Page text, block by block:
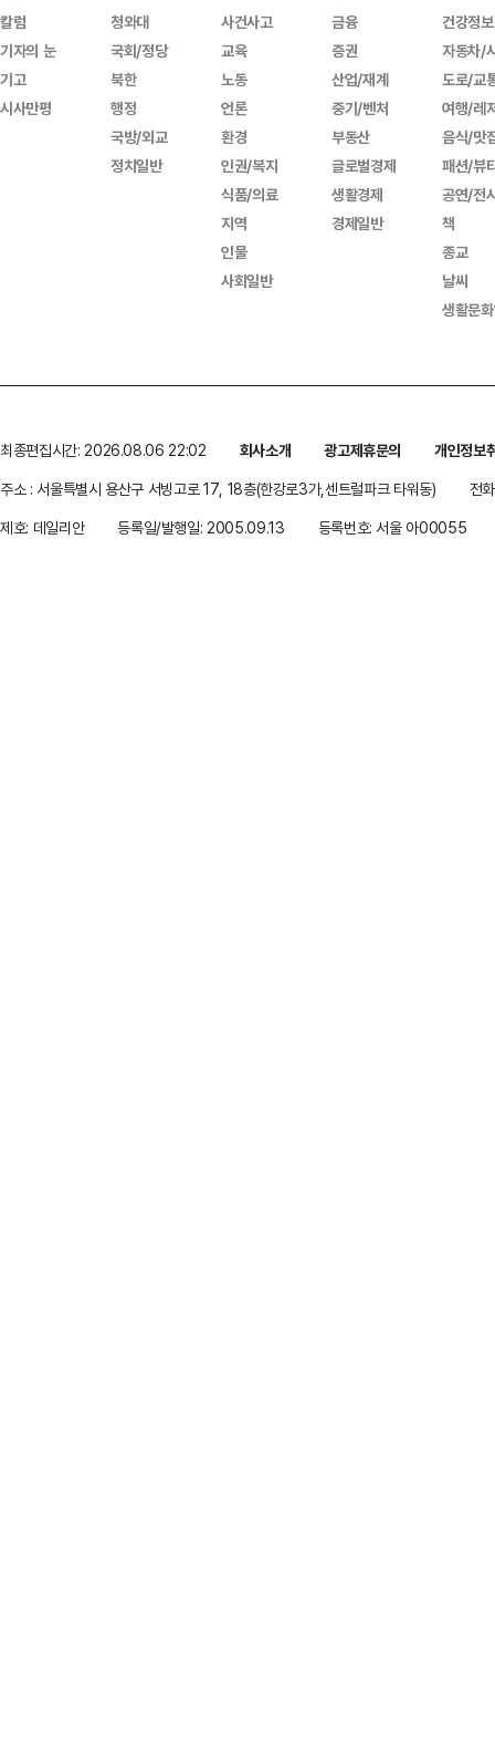
칼럼
기자의 눈
기고
시사만평
청와대
국회/정당
북한
행정
국방/외교
정치일반
사건사고
교육
노동
언론
환경
인권/복지
식품/의료
지역
인물
사회일반
금융
증권
산업/재계
중기/벤처
부동산
글로벌경제
생활경제
경제일반
건강정보
자동차/
도로/교
여행/레
음식/맛
패션/뷰
공연/전
책
종교
날씨
생활문
최종편집시간: 2026.08.06 22:02 회사소개 광고제휴문의
개인정보
주소 : 서울특별시 용산구 서빙고로 17, 18층(한강로3가,센트럴파크 타워동)
전
제호: 데일리안
등록일/발행일: 2005.09.13 등록번호: 서울 아00055